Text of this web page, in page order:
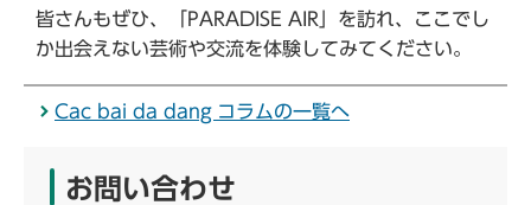
皆さんもぜひ、「PARADISE AIR」を訪れ、ここでし
か出会えない芸術や交流を体験してみてください。
Cac bai da dang コラムの一覧へ
お問い合わせ